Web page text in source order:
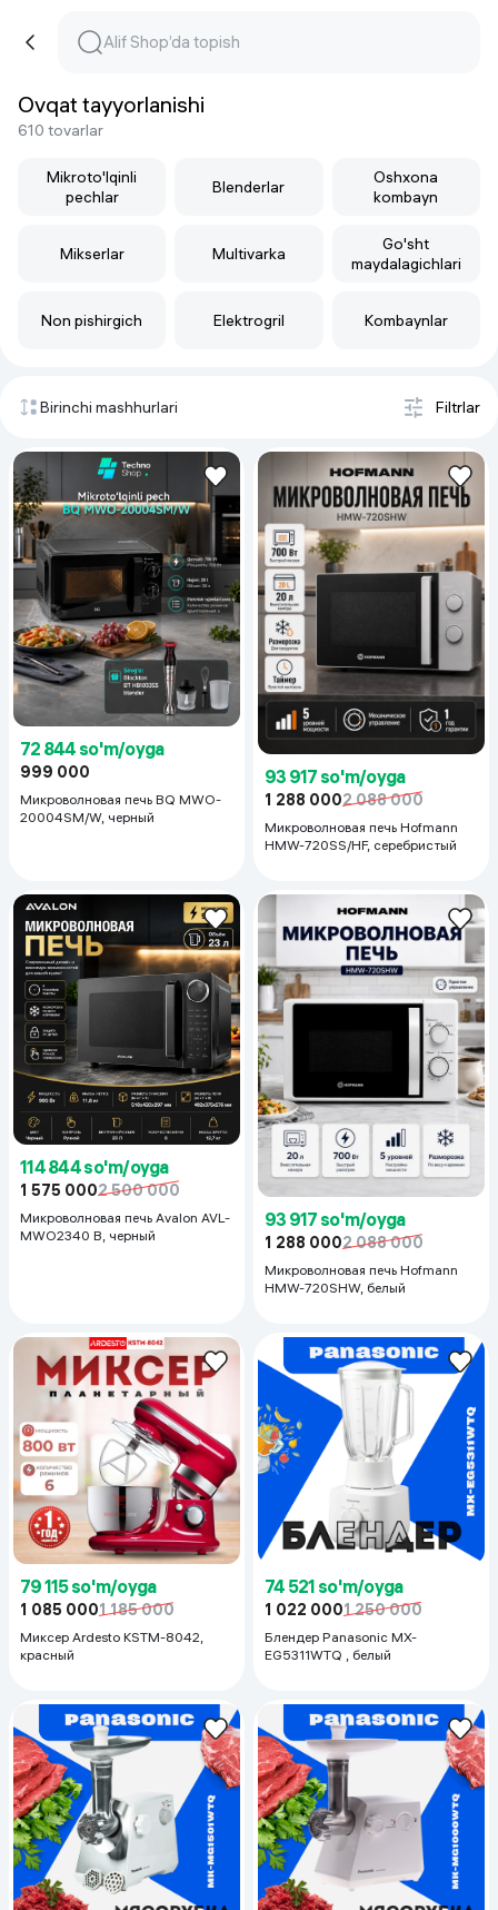
Ovqat tayyorlanishi
610 tovarlar
Mikroto'lqinli
pechlar
Blenderlar
Oshxona
kombayn
Mikserlar Multivarka
Go'sht
maydalagichlari
Non pishirgich Elektrogril Kombaynlar
Birinchi mashhurlari Filtrlar
72 844 so'm/oyga
999 000
Микроволновая печь BQ MWO-
20004SM/W, черный
93 917 so'm/oyga
1 288 0002 088 000
Микроволновая печь Hofmann
HMW-720SS/HF, серебристый
114 844 so'm/oyga
1 575 0002 500 000
Микроволновая печь Avalon AVL-
MWO2340 B, черный
93 917 so'm/oyga
1 288 0002 088 000
Микроволновая печь Hofmann
HMW-720SHW, белый
79 115 so'm/oyga
1 085 0001 185 000
Миксер Ardesto KSTM-8042,
красный
74 521 so'm/oyga
1 022 0001 250 000
Блендер Panasonic MX-
EG5311WTQ , белый